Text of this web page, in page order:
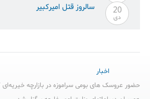
20
دی
سالروز قتل امیرکبیر
اخبار
حضور عروسک های بومی سراموزه در بازارچه